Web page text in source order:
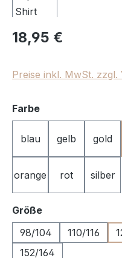
Regulärer Preis:
18,95 €
Preise inkl. MwSt. zzgl.
Farbeauswählen
blau gelb gold
orange rot silber
Größeauswählen
98/104
110/116
152/164